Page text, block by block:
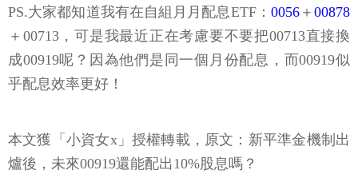
PS.大家都知道我有在自組月月配息ETF： 0056＋00878
＋00713，可是我最近正在考慮要不要把00713直接換
成00919呢？因為他們是同一個月份配息，而00919似
乎配息效率更好！
本文獲「小資女x」授權轉載，原文：新平準金機制出
爐後，未來00919還能配出10%股息嗎？